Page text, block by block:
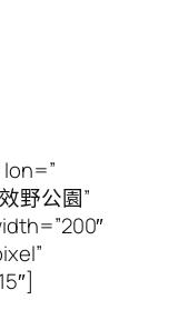
野公園”